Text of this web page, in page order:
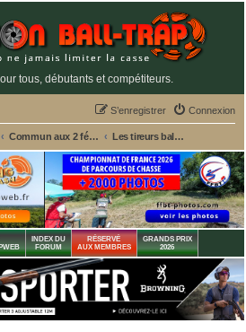
tous, débutants et compétiteurs.
Connexion
S’enregistrer
Commun aux 2 fédérations ball-trap FFBT et FFT Les tireurs ball-trap
INDEX DU
FORUM
RÉSERVÉ
AUX MEMBRES
GRANDS PRIX
2026